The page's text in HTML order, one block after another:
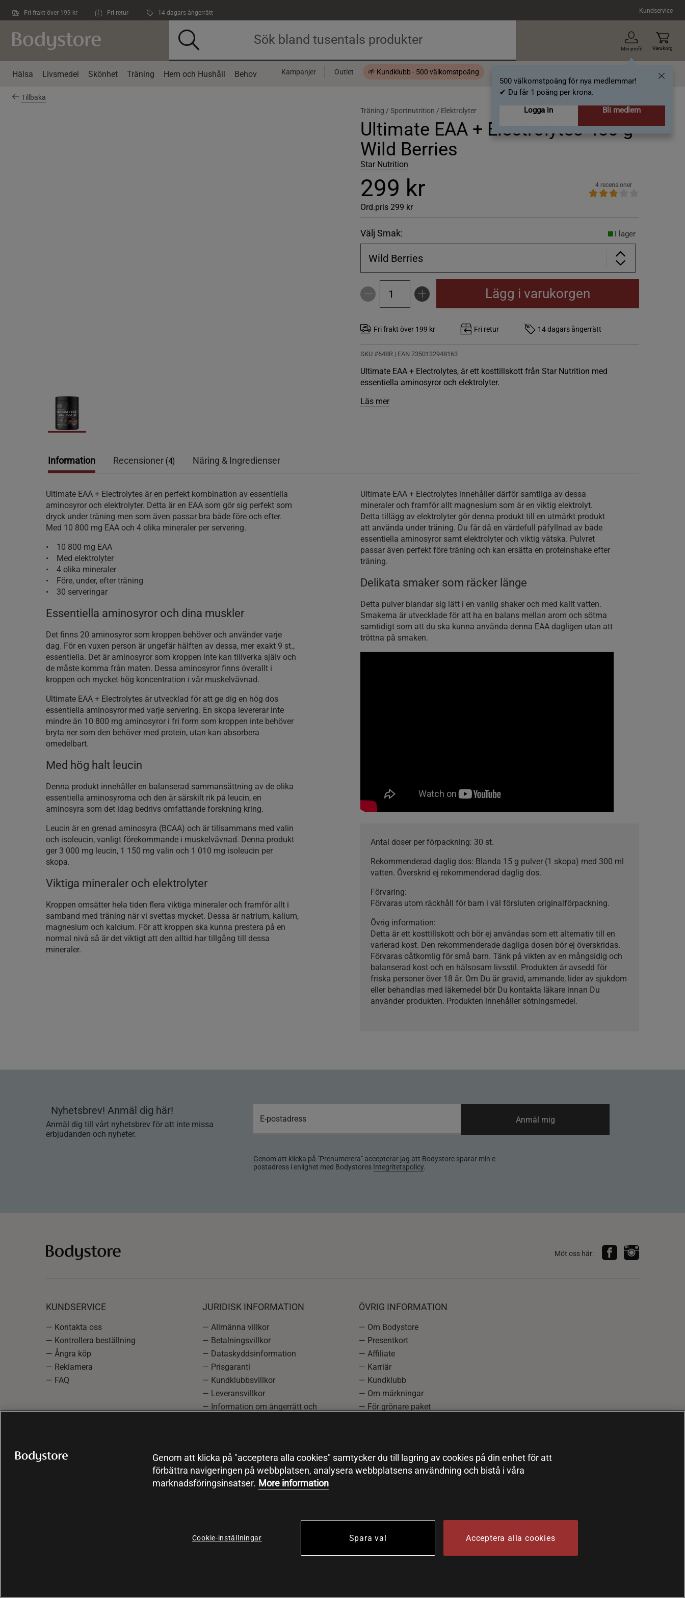
Fri frakt över 199 kr Fri retur 14 dagars ångerrätt Kundservice
Min profil
500 välkomstpoäng för nya medlemmar!
✔ Du får 1 poäng per krona.
Logga in
Bli medlem
Varukorg
Hälsa Livsmedel Skönhet Träning Hem och Hushåll Behov Kampanjer Outlet 🌱 Kundklubb - 500 välkomstpoäng
Tillbaka
Träning / Sportnutrition / Elektrolyter
Ultimate EAA + Electrolytes 450 g
Wild Berries
Star Nutrition
299 kr
Ord.pris 299 kr
4 recensioner
Välj Smak: I lager
Wild Berries
Lägg i varukorgen
Fri frakt över 199 kr Fri retur 14 dagars ångerrätt
SKU #648R | EAN 7350132948163
Ultimate EAA + Electrolytes, är ett kosttillskott från Star Nutrition med
essentiella aminosyror och elektrolyter.
Läs mer
Information Recensioner (4) Näring & Ingredienser
Ultimate EAA + Electrolytes är en perfekt kombination av essentiella
aminosyror och elektrolyter. Detta är en EAA som gör sig perfekt som
dryck under träning men som även passar bra både före och efter.
Med 10 800 mg EAA och 4 olika mineraler per servering.
• 10 800 mg EAA
• Med elektrolyter
• 4 olika mineraler
• Före, under, efter träning
• 30 serveringar
Essentiella aminosyror och dina muskler
Det finns 20 aminosyror som kroppen behöver och använder varje
dag. För en vuxen person är ungefär hälften av dessa, mer exakt 9 st.,
essentiella. Det är aminosyror som kroppen inte kan tillverka själv och
de måste komma från maten. Dessa aminosyror finns överallt i
kroppen och mycket hög koncentration i vår muskelvävnad.
Ultimate EAA + Electrolytes är utvecklad för att ge dig en hög dos
essentiella aminosyror med varje servering. En skopa levererar inte
mindre än 10 800 mg aminosyror i fri form som kroppen inte behöver
bryta ner som den behöver med protein, utan kan absorbera
omedelbart.
Med hög halt leucin
Denna produkt innehåller en balanserad sammansättning av de olika
essentiella aminosyrorna och den är särskilt rik på leucin, en
aminosyra som det idag bedrivs omfattande forskning kring.
Leucin är en grenad aminosyra (BCAA) och är tillsammans med valin
och isoleucin, vanligt förekommande i muskelvävnad. Denna produkt
ger 3 000 mg leucin, 1 150 mg valin och 1 010 mg isoleucin per
skopa.
Viktiga mineraler och elektrolyter
Kroppen omsätter hela tiden flera viktiga mineraler och framför allt i
samband med träning när vi svettas mycket. Dessa är natrium, kalium,
magnesium och kalcium. För att kroppen ska kunna prestera på en
normal nivå så är det viktigt att den alltid har tillgång till dessa
mineraler.
Ultimate EAA + Electrolytes innehåller därför samtliga av dessa
mineraler och framför allt magnesium som är en viktig elektrolyt.
Detta tillägg av elektrolyter gör denna produkt till en utmärkt produkt
att använda under träning. Du får då en värdefull påfyllnad av både
essentiella aminosyror samt elektrolyter och viktig vätska. Pulvret
passar även perfekt före träning och kan ersätta en proteinshake efter
träning.
Delikata smaker som räcker länge
Detta pulver blandar sig lätt i en vanlig shaker och med kallt vatten.
Smakerna är utvecklade för att ha en balans mellan arom och sötma
samtidigt som att du ska kunna använda denna EAA dagligen utan att
tröttna på smaken.
Antal doser per förpackning: 30 st.
Rekommenderad daglig dos: Blanda 15 g pulver (1 skopa) med 300 ml
vatten. Överskrid ej rekommenderad daglig dos.
Förvaring:
Förvaras utom räckhåll för barn i väl försluten originalförpackning.
Övrig information:
Detta är ett kosttillskott och bör ej användas som ett alternativ till en
varierad kost. Den rekommenderade dagliga dosen bör ej överskridas.
Förvaras oåtkomlig för små barn. Tänk på vikten av en mångsidig och
balanserad kost och en hälsosam livsstil. Produkten är avsedd för
friska personer över 18 år. Om Du är gravid, ammande, lider av sjukdom
eller behandlas med läkemedel bör Du kontakta läkare innan Du
använder produkten. Produkten innehåller sötningsmedel.
Nyhetsbrev! Anmäl dig här!
Anmäl dig till vårt nyhetsbrev för att inte missa
erbjudanden och nyheter.
Genom att klicka på "Prenumerera" accepterar jag att Bodystore sparar min e-
postadress i enlighet med Bodystores Integritetspolicy.
Anmäl mig
Möt oss här:
KUNDSERVICE
— Kontakta oss
— Kontrollera beställning
— Ångra köp
— Reklamera
— FAQ
JURIDISK INFORMATION
— Allmänna villkor
— Betalningsvillkor
— Dataskyddsinformation
— Prisgaranti
— Kundklubbsvillkor
— Leveransvillkor
— Information om ångerrätt och
ÖVRIG INFORMATION
— Om Bodystore
— Presentkort
— Affiliate
— Karriär
— Kundklubb
— Om märkningar
— För grönare paket
Genom att klicka på "acceptera alla cookies" samtycker du till lagring av cookies på din enhet för att
förbättra navigeringen på webbplatsen, analysera webbplatsens användning och bistå i våra
marknadsföringsinsatser. More information
Cookie-inställningar Spara val Acceptera alla cookies